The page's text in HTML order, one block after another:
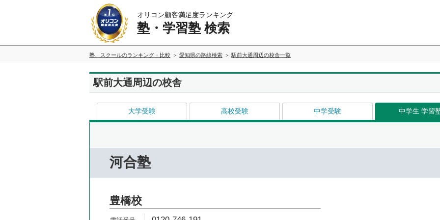
オリコン顧客満足度ランキング
塾・学習塾 検索
塾、スクールのランキング・比較 愛知県の路線検索 駅前大通周辺の校舎一覧
駅前大通周辺の校舎
大学受験 高校受験 中学受験 中学生 学習
河合塾
豊橋校